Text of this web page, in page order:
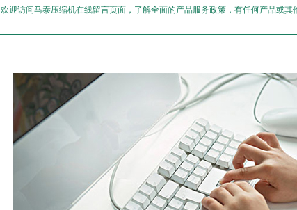
欢迎访问马泰压缩机在线留言页面，了解全面的产品服务政策，有任何产品或其